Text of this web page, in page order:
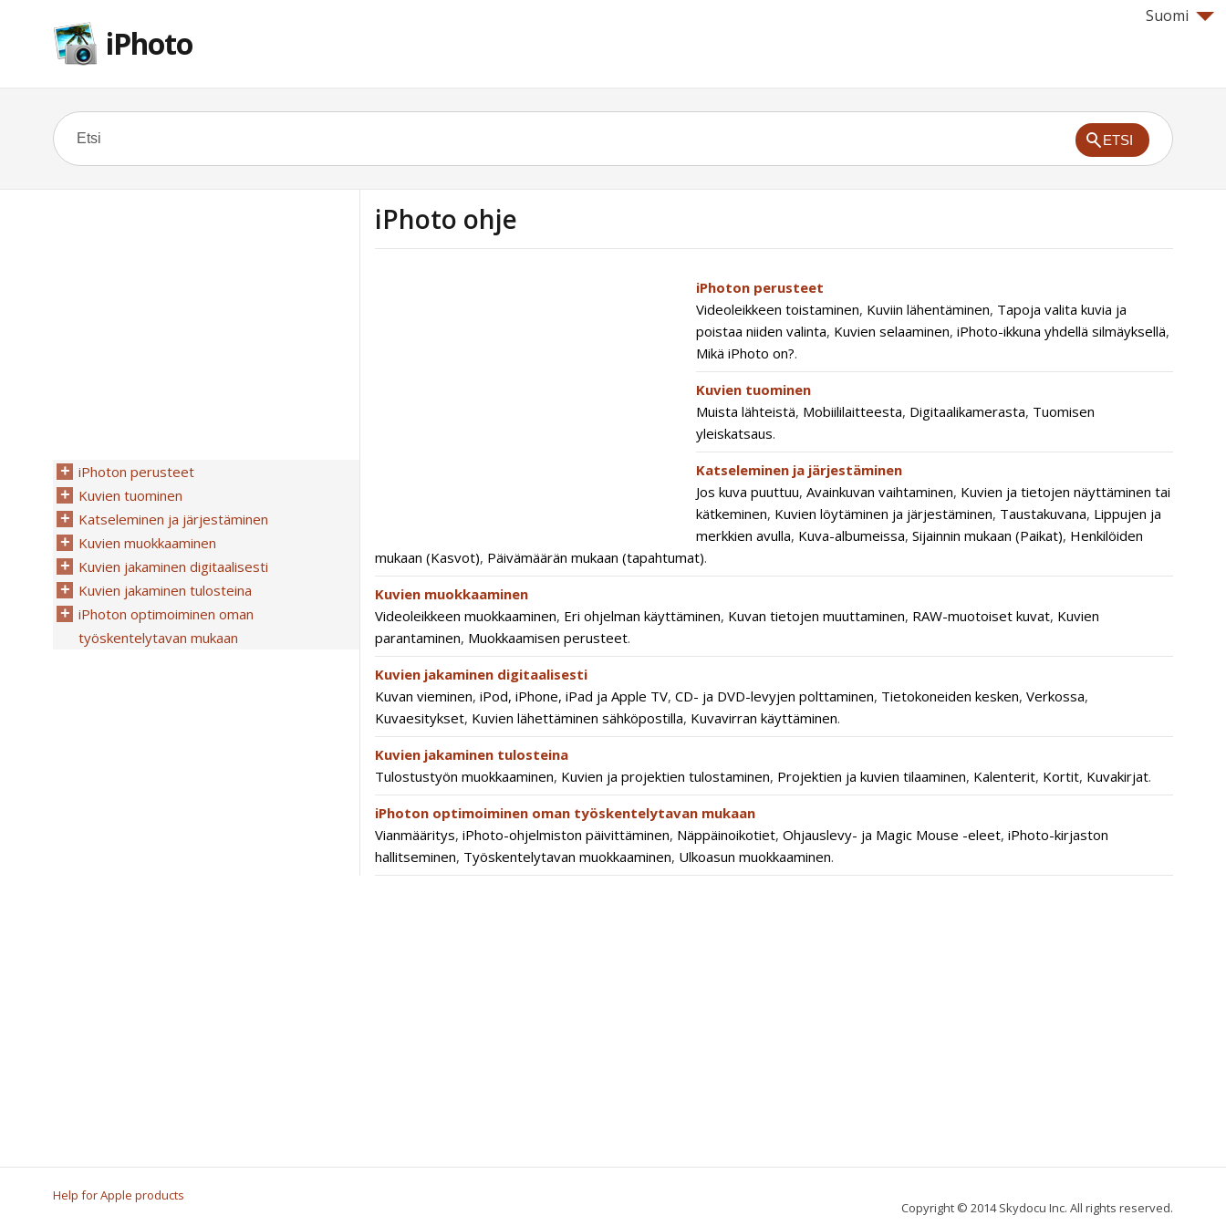
Suomi
iPhoto
ETSI
iPhoto ohje
iPhoton perusteet
Videoleikkeen toistaminen, Kuviin lähentäminen, Tapoja valita kuvia ja
poistaa niiden valinta, Kuvien selaaminen, iPhoto-ikkuna yhdellä silmäyksellä,
Mikä iPhoto on?.
Kuvien tuominen
Muista lähteistä, Mobiililaitteesta, Digitaalikamerasta, Tuomisen
yleiskatsaus.
Katseleminen ja järjestäminen
Jos kuva puuttuu, Avainkuvan vaihtaminen, Kuvien ja tietojen näyttäminen tai
kätkeminen, Kuvien löytäminen ja järjestäminen, Taustakuvana, Lippujen ja
merkkien avulla, Kuva-albumeissa, Sijainnin mukaan (Paikat), Henkilöiden
mukaan (Kasvot), Päivämäärän mukaan (tapahtumat).
Kuvien muokkaaminen
Videoleikkeen muokkaaminen, Eri ohjelman käyttäminen, Kuvan tietojen muuttaminen, RAW-muotoiset kuvat, Kuvien
parantaminen, Muokkaamisen perusteet.
Kuvien jakaminen digitaalisesti
Kuvan vieminen, iPod, iPhone, iPad ja Apple TV, CD- ja DVD-levyjen polttaminen, Tietokoneiden kesken, Verkossa,
Kuvaesitykset, Kuvien lähettäminen sähköpostilla, Kuvavirran käyttäminen.
Kuvien jakaminen tulosteina
Tulostustyön muokkaaminen, Kuvien ja projektien tulostaminen, Projektien ja kuvien tilaaminen, Kalenterit, Kortit, Kuvakirjat.
iPhoton optimoiminen oman työskentelytavan mukaan
Vianmääritys, iPhoto-ohjelmiston päivittäminen, Näppäinoikotiet, Ohjauslevy- ja Magic Mouse -eleet, iPhoto-kirjaston
hallitseminen, Työskentelytavan muokkaaminen, Ulkoasun muokkaaminen.
iPhoton perusteet
Kuvien tuominen
Katseleminen ja järjestäminen
Kuvien muokkaaminen
Kuvien jakaminen digitaalisesti
Kuvien jakaminen tulosteina
iPhoton optimoiminen oman
työskentelytavan mukaan
Help for Apple products
Copyright © 2014 Skydocu Inc. All rights reserved.